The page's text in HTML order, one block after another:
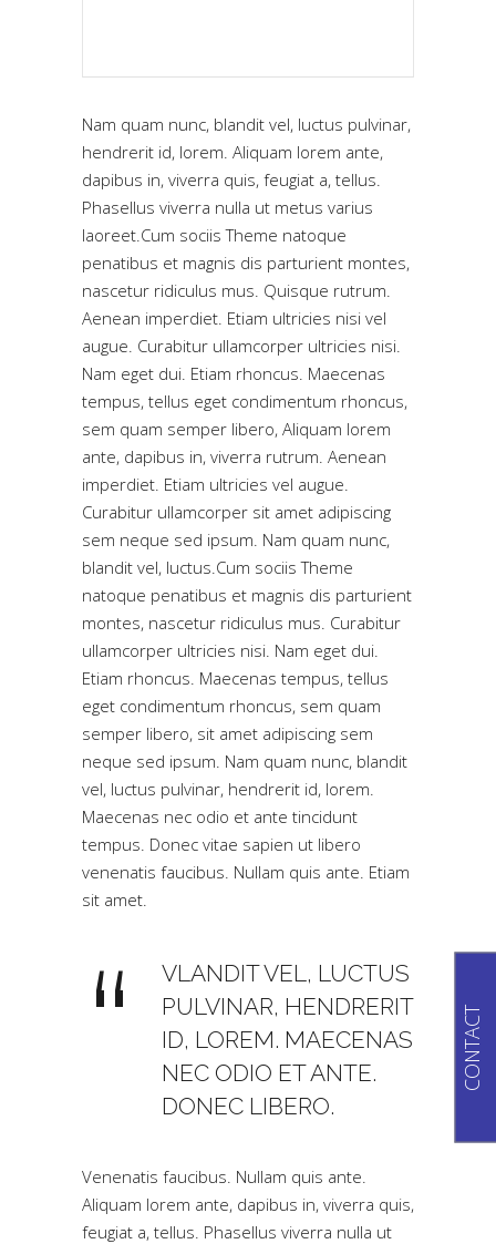
Nam quam nunc, blandit vel, luctus pulvinar,
hendrerit id, lorem. Aliquam lorem ante,
dapibus in, viverra quis, feugiat a, tellus.
Phasellus viverra nulla ut metus varius
laoreet.Cum sociis Theme natoque
penatibus et magnis dis parturient montes,
nascetur ridiculus mus. Quisque rutrum.
Aenean imperdiet. Etiam ultricies nisi vel
augue. Curabitur ullamcorper ultricies nisi.
Nam eget dui. Etiam rhoncus. Maecenas
tempus, tellus eget condimentum rhoncus,
sem quam semper libero, Aliquam lorem
ante, dapibus in, viverra rutrum. Aenean
imperdiet. Etiam ultricies vel augue.
Curabitur ullamcorper sit amet adipiscing
sem neque sed ipsum. Nam quam nunc,
blandit vel, luctus.Cum sociis Theme
natoque penatibus et magnis dis parturient
montes, nascetur ridiculus mus. Curabitur
ullamcorper ultricies nisi. Nam eget dui.
Etiam rhoncus. Maecenas tempus, tellus
eget condimentum rhoncus, sem quam
semper libero, sit amet adipiscing sem
neque sed ipsum. Nam quam nunc, blandit
vel, luctus pulvinar, hendrerit id, lorem.
Maecenas nec odio et ante tincidunt
tempus. Donec vitae sapien ut libero
venenatis faucibus. Nullam quis ante. Etiam
sit amet.
VLANDIT VEL, LUCTUS
PULVINAR, HENDRERIT
ID, LOREM. MAECENAS
NEC ODIO ET ANTE.
DONEC LIBERO.
Venenatis faucibus. Nullam quis ante.
Aliquam lorem ante, dapibus in, viverra quis,
feugiat a, tellus. Phasellus viverra nulla ut
CONTACT